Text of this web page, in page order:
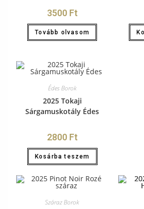
3500 Ft
Tovább olvasom
Édes Borok
2025 Tokaji
Sárgamuskotály Édes
2800 Ft
Kosárba teszem
Száraz Borok